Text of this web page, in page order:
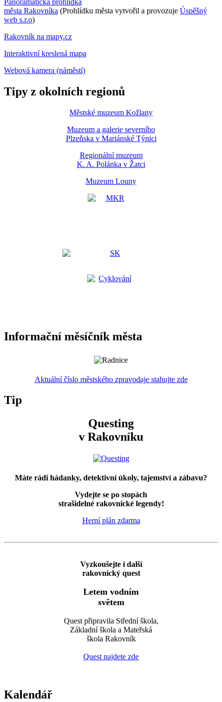
města Rakovníka (Prohlídku města vytvořil a provozuje Úspěšný
web s.r.o)
Rakovník na mapy.cz
Interaktivní kreslená mapa
Webová kamera (náměstí)
Tipy z okolních regionů
Městské muzeum Kožlany
Muzeum a galerie severního
Plzeňska v Mariánské Týnici
Regionální muzeum
K. A. Polánka v Žatci
Muzeum Louny
Informační měsíčník města
Aktuální číslo městského zpravodaje stahujte zde
Tip
Questing
v Rakovníku
Máte rádi hádanky, detektivní úkoly, tajemství a zábavu?
Vydejte se po stopách
strašidelné rakovnické legendy!
Herní plán zdarma
Vyzkoušejte i další
rakovnický quest
Letem vodním
světem
Quest připravila Střední škola,
Základní škola a Mateřská
škola Rakovník
Quest najdete zde
Kalendář